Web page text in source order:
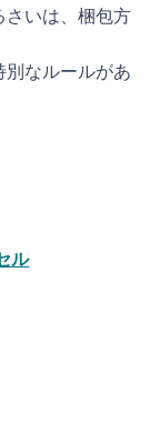
さいは、梱包方
なルールがあ
ル